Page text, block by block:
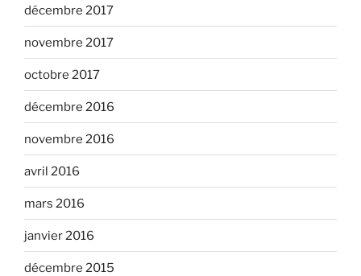
décembre 2017
novembre 2017
octobre 2017
décembre 2016
novembre 2016
avril 2016
mars 2016
janvier 2016
décembre 2015